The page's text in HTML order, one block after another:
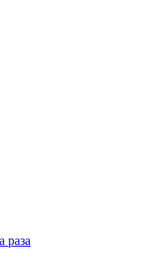
раза